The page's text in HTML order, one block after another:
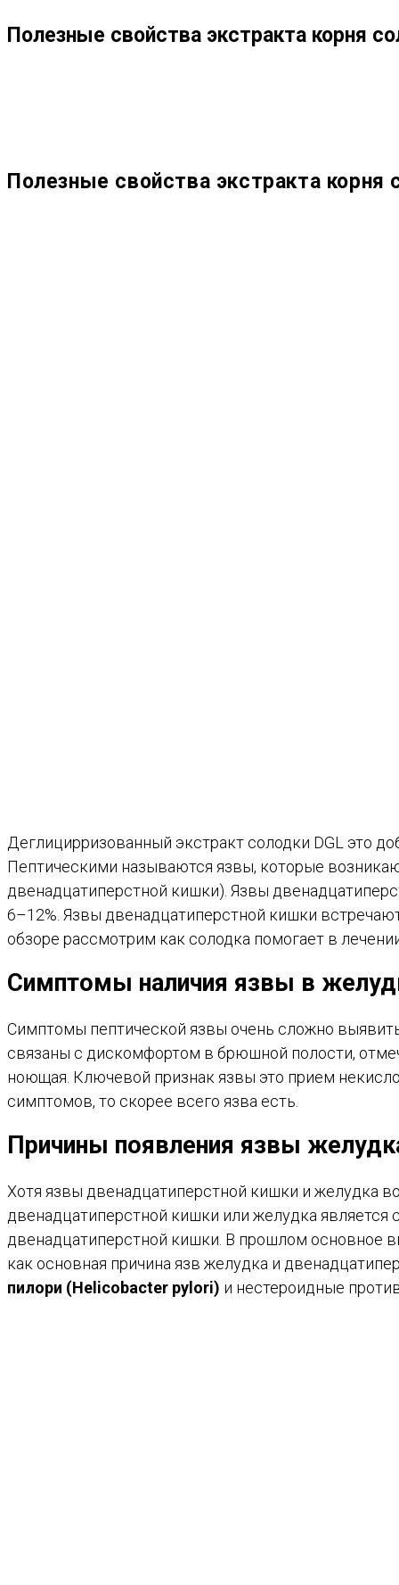
Полезные свойства экстракта корня
Полезные свойства экстракта корня
Деглицирризованный экстракт солодки DGL это
Пептическими называются язвы, которые
двенадцатиперстной кишки). Язвы
6–12%. Язвы двенадцатиперстной кишки
обзоре рассмотрим как солодка помогает в
Симптомы наличия язвы в
Симптомы пептической язвы очень сложно
связаны с дискомфортом в брюшной полости,
ноющая. Ключевой признак язвы это прием
симптомов, то скорее всего язва есть.
Причины появления язвы
Хотя язвы двенадцатиперстной кишки и желудка
двенадцатиперстной кишки или желудка
двенадцатиперстной кишки. В прошлом основное
как основная причина язв желудка и
пилори (Helicobacter pylori) и нестероидные